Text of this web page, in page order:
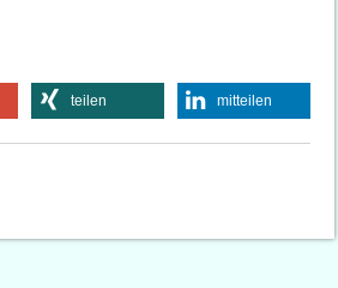
teilen mitteilen